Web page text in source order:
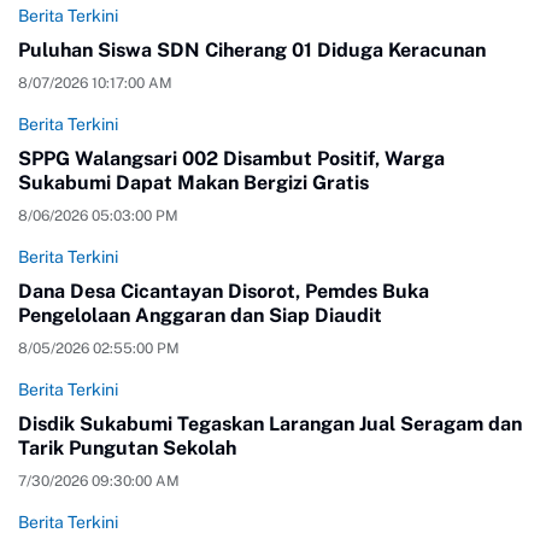
Berita Terkini
Puluhan Siswa SDN Ciherang 01 Diduga Keracunan
8/07/2026 10:17:00 AM
Berita Terkini
SPPG Walangsari 002 Disambut Positif, Warga
Sukabumi Dapat Makan Bergizi Gratis
8/06/2026 05:03:00 PM
Berita Terkini
Dana Desa Cicantayan Disorot, Pemdes Buka
Pengelolaan Anggaran dan Siap Diaudit
8/05/2026 02:55:00 PM
Berita Terkini
Disdik Sukabumi Tegaskan Larangan Jual Seragam dan
Tarik Pungutan Sekolah
7/30/2026 09:30:00 AM
Berita Terkini